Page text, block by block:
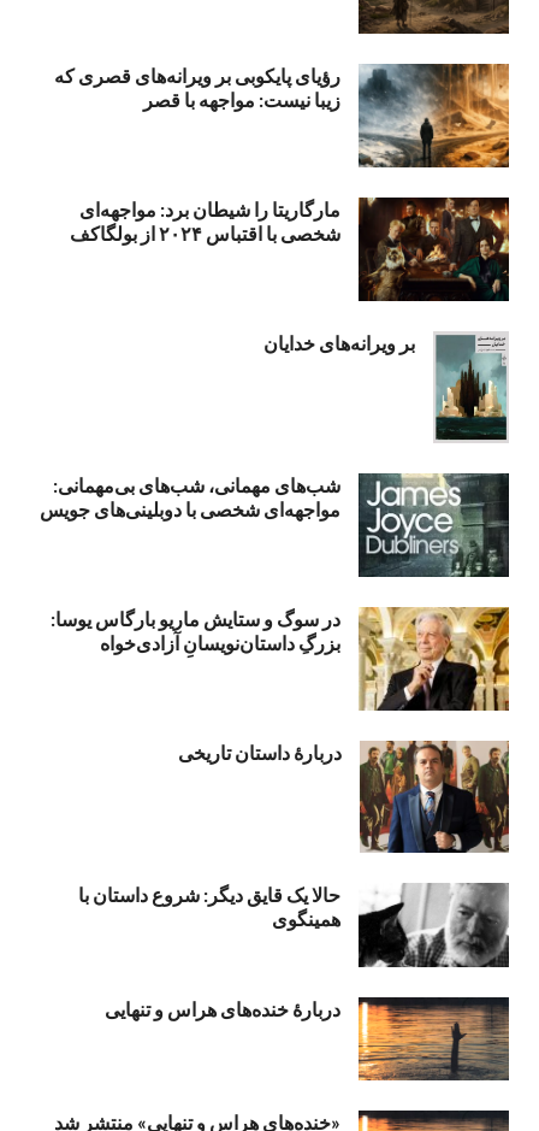
رؤیای پایکوبی بر ویرانه‌های قصری که
زیبا نیست: مواجهه با قصر
مارگاریتا را شیطان برد: مواجهه‌ای
شخصی با اقتباس ۲۰۲۴ از بولگاکف
بر ویرانه‌های خدایان
شب‌های مهمانی، شب‌های بی‌مهمانی:
مواجهه‌ای شخصی با دوبلینی‌های جویس
در سوگ و ستایش ماریو بارگاس یوسا:
بزرگِ داستان‌نویسانِ آزادی‌خواه
دربارۀ داستان تاریخی
حالا یک قایق دیگر: شروع داستان با
همینگوی
دربارهٔ خنده‌های هراس و تنهایی
«خنده‌های هراس و تنهایی» منتشر شد